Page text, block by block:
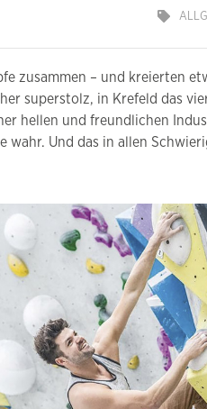
zusammen – und kreierten
superstolz, in Krefeld das
hellen und freundlichen
wahr. Und das in allen